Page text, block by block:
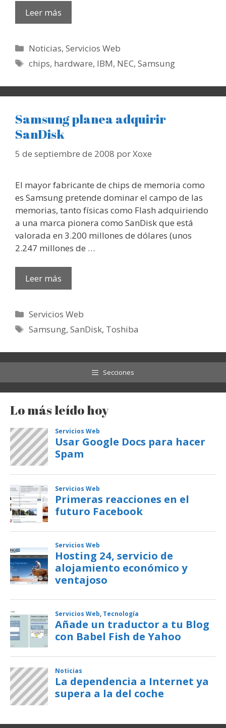
Leer más
Categorías
Noticias,Servicios Web
Etiquetas
chips, hardware, IBM, NEC,Samsung
Samsung planea adquirir
SanDisk
5 de septiembre de 2008 porXoxe
El mayor fabricante de chips de memoria como
es Samsung pretende dominar el campo de las
memorias, tanto físicas como Flash adquiriendo
a una marca pionera como SanDisk que está
valorada en 3.200 millones de dólares (unos
2.247 millones de …
Leer más
Categorías
Servicios Web
Etiquetas
Samsung,SanDisk, Toshiba
Secciones
Lo más leído hoy